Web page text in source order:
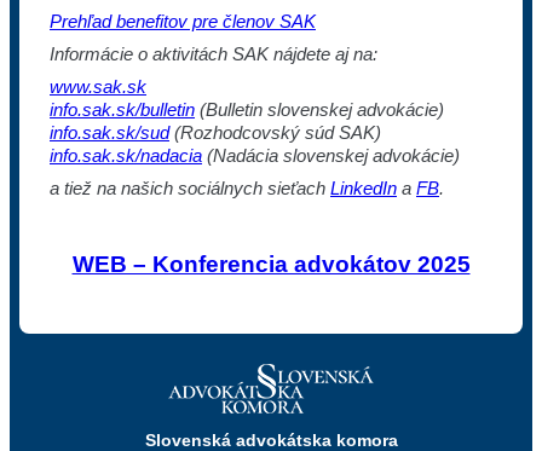
Prehľad benefitov pre členov SAK
Informácie o aktivitách SAK nájdete aj na:
www.sak.sk
info.sak.sk/bulletin (Bulletin slovenskej advokácie)
info.sak.sk/sud(Rozhodcovský súd SAK)
info.sak.sk/nadacia (Nadácia slovenskej advokácie)
a tiež na našich sociálnych sieťach LinkedIn a FB.
WEB – Konferencia advokátov 2025
Slovenská advokátska komora